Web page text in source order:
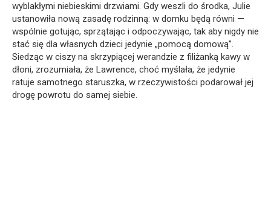
wyblakłymi niebieskimi drzwiami. Gdy weszli do środka, Julie
ustanowiła nową zasadę rodzinną: w domku będą równi —
wspólnie gotując, sprzątając i odpoczywając, tak aby nigdy nie
stać się dla własnych dzieci jedynie „pomocą domową”.
Siedząc w ciszy na skrzypiącej werandzie z filiżanką kawy w
dłoni, zrozumiała, że Lawrence, choć myślała, że jedynie
ratuje samotnego staruszka, w rzeczywistości podarował jej
drogę powrotu do samej siebie.